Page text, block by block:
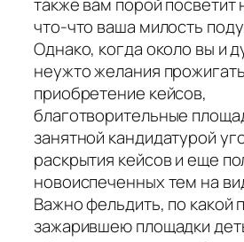
что-что ваша милость
Однако, когда около вы и
неужто желания
приобретение кейсов,
благотворительные
занятной кандидатурой
раскрытия кейсов и еще
новоиспеченных тем на
Важно фельдить, по какой
зажарившею площадки